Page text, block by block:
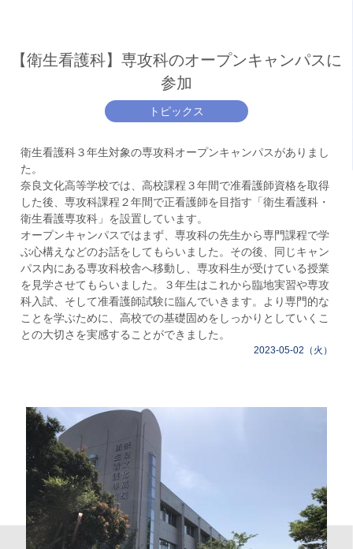
【衛生看護科】専攻科のオープンキャンパスに
参加
トピックス
衛生看護科３年生対象の専攻科オープンキャンパスがありまし
た。
奈良文化高等学校では、高校課程３年間で准看護師資格を取得
した後、専攻科課程２年間で正看護師を目指す「衛生看護科・
衛生看護専攻科」を設置しています。
オープンキャンパスではまず、専攻科の先生から専門課程で学
ぶ心構えなどのお話をしてもらいました。その後、同じキャン
パス内にある専攻科校舎へ移動し、専攻科生が受けている授業
を見学させてもらいました。３年生はこれから臨地実習や専攻
科入試、そして准看護師試験に臨んでいきます。より専門的な
ことを学ぶために、高校での基礎固めをしっかりとしていくこ
との大切さを実感することができました。
2023-05-02（火）